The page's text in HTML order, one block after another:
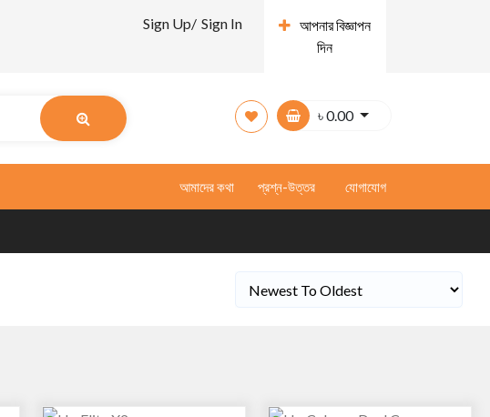
Sign Up/ Sign In
আপনার বিজ্ঞাপন
দিন
৳0.00
আমাদের কথা প্রশ্ন-উত্তর যোগাযোগ